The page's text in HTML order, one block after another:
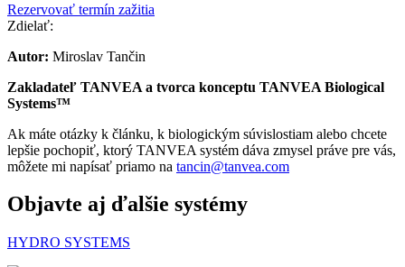
Rezervovať termín zažitia
Zdielať:
Autor: Miroslav Tančin
Zakladateľ TANVEA a tvorca konceptu TANVEA Biological
Systems™
Ak máte otázky k článku, k biologickým súvislostiam alebo chcete
lepšie pochopiť, ktorý TANVEA systém dáva zmysel práve pre vás,
môžete mi napísať priamo na tancin@tanvea.com
Objavte aj ďalšie systémy
HYDRO SYSTEMS